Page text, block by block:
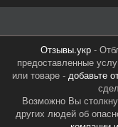
Отзывы.укр -
предоставленные
или товаре - добавьте
Возможно Вы
других людей об